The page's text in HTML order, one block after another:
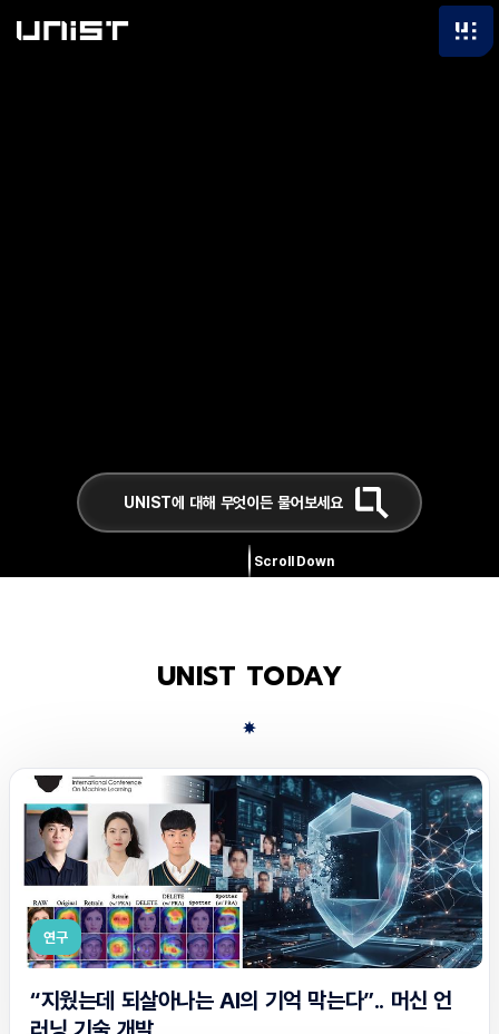
Scroll Down
UNIST TODAY
연구
“지웠는데 되살아나는 AI의 기억 막는다”.. 머신 언